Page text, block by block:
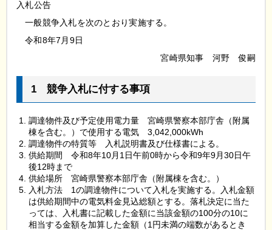
入札公告
一般競争入札を次のとおり実施する。
令和8年7月9日
宮崎県知事
河野 俊嗣
1 競争入札に付する事項
調達物件及び予定使用電力量 宮崎県警察本部庁舎（附属
棟を含む。）で使用する電気
3 ,042,000kWh
調達物件の特質等
入札説明書及び仕様書による。
供給期間
令和8年10月1日午前0時から令和9年9月30日午
後12時まで
供給場所
宮崎県警察本部庁舎（附属棟を含む。）
入札方法
1の調達物件について入札を実施する。入札金額
は供給期間中の電気料金見込総額とする。落札決定に当た
っては、入札書に記載した金額に当該金額の100分の10に
相当する金額を加算した金額（1円未満の端数があるとき